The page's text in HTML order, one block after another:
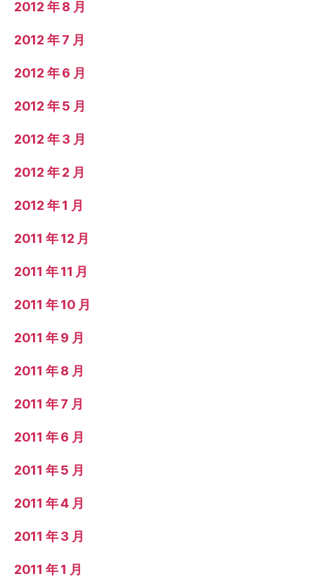
2012 年 8 月
2012 年 7 月
2012 年 6 月
2012 年 5 月
2012 年 3 月
2012 年 2 月
2012 年 1 月
2011 年 12 月
2011 年 11 月
2011 年 10 月
2011 年 9 月
2011 年 8 月
2011 年 7 月
2011 年 6 月
2011 年 5 月
2011 年 4 月
2011 年 3 月
2011 年 1 月